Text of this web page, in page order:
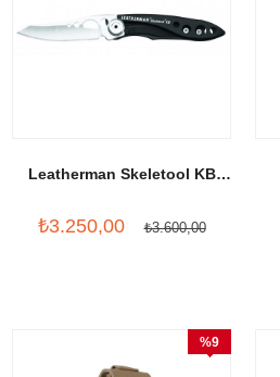
Leatherman Skeletool KB
₺3.250,00 ₺3.600,00
%9